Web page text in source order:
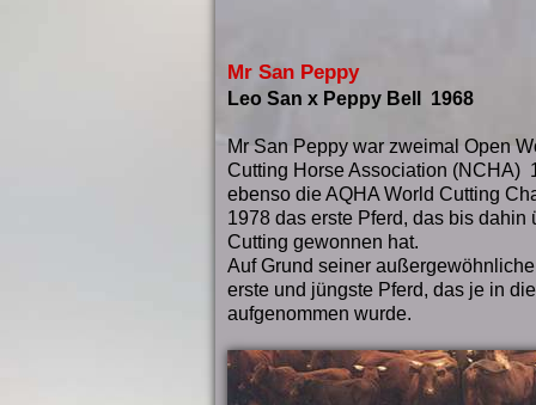
Mr San Peppy
Leo San x Peppy Bell 1968
Mr San Peppy war zweimal Open
Cutting Horse Association (NCHA)
ebenso die AQHA World Cutting
1978 das erste Pferd, das bis
Cutting gewonnen hat.
Auf Grund seiner
erste und jüngste Pferd, das je in
aufgenommen wurde.